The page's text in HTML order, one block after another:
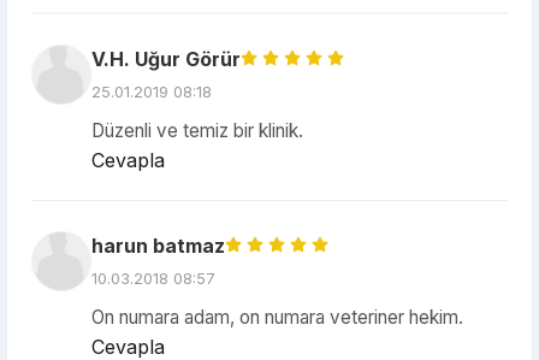
V.H. Uğur Görür
25.01.2019 08:18
Düzenli ve temiz bir klinik.
Cevapla
harun batmaz
10.03.2018 08:57
On numara adam, on numara veteriner hekim.
Cevapla